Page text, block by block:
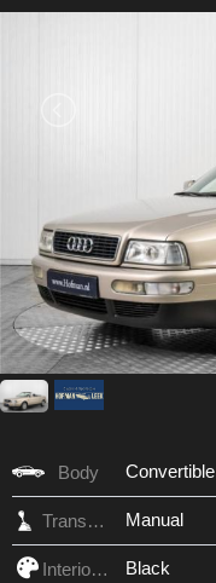
Body Convertible
Transmission Manual
Interior Color Black